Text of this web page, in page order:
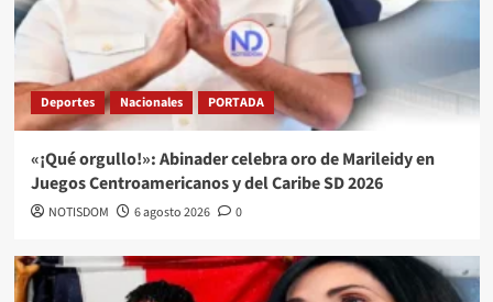
Deportes Nacionales PORTADA
«¡Qué orgullo!»: Abinader celebra oro de Marileidy en
Juegos Centroamericanos y del Caribe SD 2026
NOTISDOM 6 agosto 2026 0